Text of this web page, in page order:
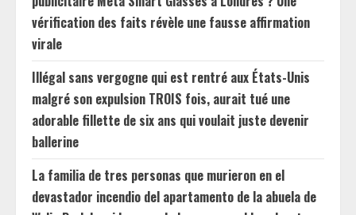
vérification des faits révèle une fausse affirmation
virale
Illégal sans vergogne qui est rentré aux États-Unis
malgré son expulsion TROIS fois, aurait tué une
adorable fillette de six ans qui voulait juste devenir
ballerine
La familia de tres personas que murieron en el
devastador incendio del apartamento de la abuela de